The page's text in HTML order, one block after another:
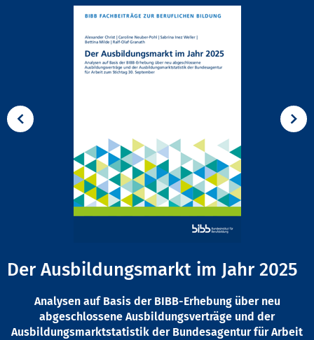
Der Ausbildungsmarkt im Jahr 2025
Analysen auf Basis der BIBB-Erhebung über neu
abgeschlossene Ausbildungsverträge und der
Ausbildungsmarktstatistik der Bundesagentur für Arbeit